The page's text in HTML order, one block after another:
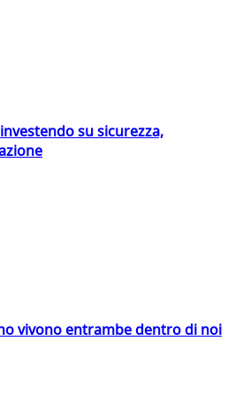
su sicurezza,
vivono entrambe dentro di noi